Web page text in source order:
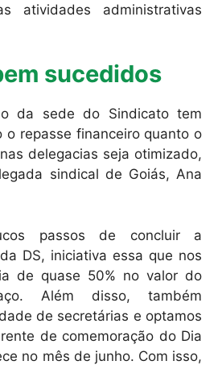
atividades administrativas
sucedidos
da sede do Sindicato tem
o repasse financeiro quanto o
delegacias seja otimizado,
sindical de Goiás, Ana
passos de concluir a
DS, iniciativa essa que nos
de quase 50% no valor do
Além disso, também
de secretárias e optamos
de comemoração do Dia
no mês de junho. Com isso,